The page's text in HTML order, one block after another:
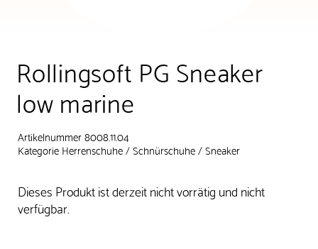
Rollingsoft PG Sneaker
low marine
Artikelnummer 8008.11.04
KategorieHerrenschuhe/Schnürschuhe/Sneaker
Dieses Produkt ist derzeit nicht vorrätig und nicht
verfügbar.